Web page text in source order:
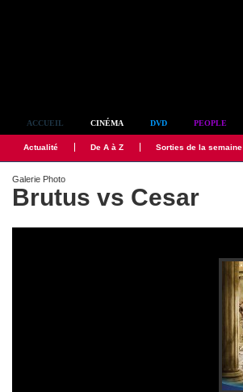
ACCUEIL CINÉMA DVD PEOPLE
Actualité De A à Z Sorties de la semaine
Galerie Photo
Brutus vs Cesar